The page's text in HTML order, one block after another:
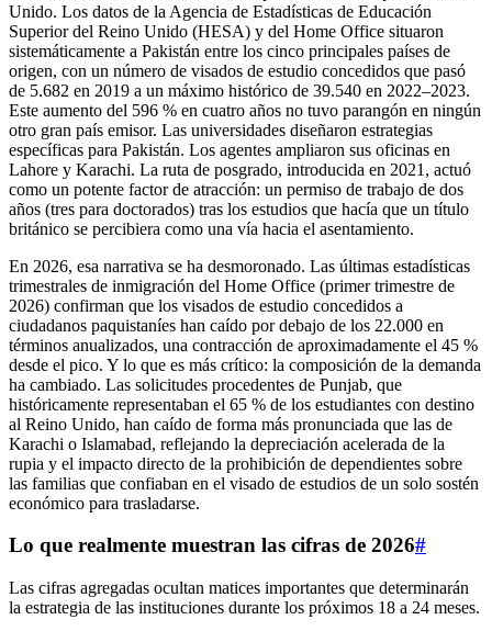
Unido. Los datos de la Agencia de Estadísticas de Educación
Superior del Reino Unido (HESA) y del Home Office situaron
sistemáticamente a Pakistán entre los cinco principales países de
origen, con un número de visados de estudio concedidos que pasó
de 5.682 en 2019 a un máximo histórico de 39.540 en 2022–2023.
Este aumento del 596 % en cuatro años no tuvo parangón en ningún
otro gran país emisor. Las universidades diseñaron estrategias
específicas para Pakistán. Los agentes ampliaron sus oficinas en
Lahore y Karachi. La ruta de posgrado, introducida en 2021, actuó
como un potente factor de atracción: un permiso de trabajo de dos
años (tres para doctorados) tras los estudios que hacía que un título
británico se percibiera como una vía hacia el asentamiento.
En 2026, esa narrativa se ha desmoronado. Las últimas estadísticas
trimestrales de inmigración del Home Office (primer trimestre de
2026) confirman que los visados de estudio concedidos a
ciudadanos paquistaníes han caído por debajo de los 22.000 en
términos anualizados, una contracción de aproximadamente el 45 %
desde el pico. Y lo que es más crítico: la composición de la demanda
ha cambiado. Las solicitudes procedentes de Punjab, que
históricamente representaban el 65 % de los estudiantes con destino
al Reino Unido, han caído de forma más pronunciada que las de
Karachi o Islamabad, reflejando la depreciación acelerada de la
rupia y el impacto directo de la prohibición de dependientes sobre
las familias que confiaban en el visado de estudios de un solo sostén
económico para trasladarse.
Lo que realmente muestran las cifras de 2026#
Las cifras agregadas ocultan matices importantes que determinarán
la estrategia de las instituciones durante los próximos 18 a 24 meses.